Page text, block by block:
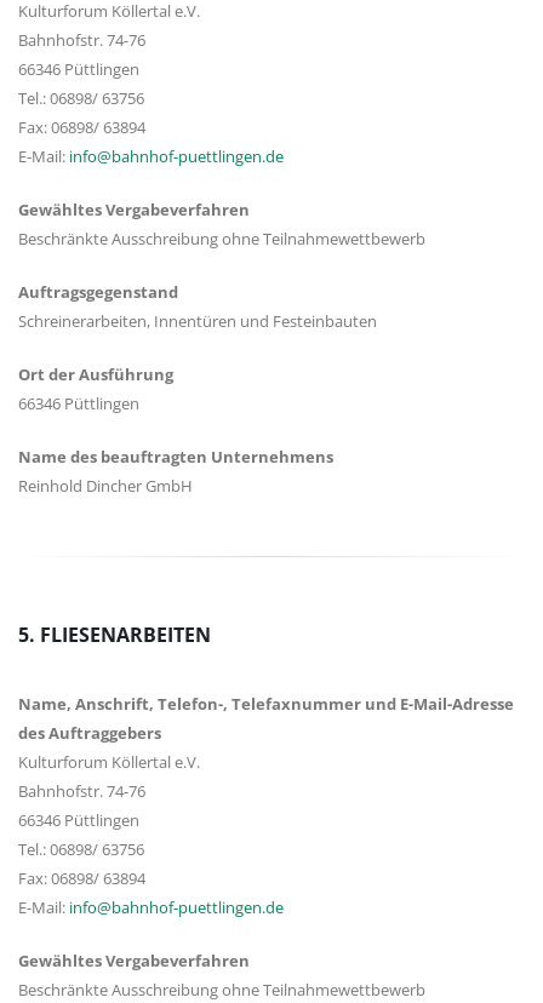
Kulturforum Köllertal e.V.
Bahnhofstr. 74-76
66346 Püttlingen
Tel.: 06898/ 63756
Fax: 06898/ 63894
E-Mail: info@bahnhof-puettlingen.de
Gewähltes Vergabeverfahren
Beschränkte Ausschreibung ohne Teilnahmewettbewerb
Auftragsgegenstand
Schreinerarbeiten, Innentüren und Festeinbauten
Ort der Ausführung
66346 Püttlingen
Name des beauftragten Unternehmens
Reinhold Dincher GmbH
5. FLIESENARBEITEN
Name, Anschrift, Telefon-, Telefaxnummer und E-Mail-Adresse
des Auftraggebers
Kulturforum Köllertal e.V.
Bahnhofstr. 74-76
66346 Püttlingen
Tel.: 06898/ 63756
Fax: 06898/ 63894
E-Mail: info@bahnhof-puettlingen.de
Gewähltes Vergabeverfahren
Beschränkte Ausschreibung ohne Teilnahmewettbewerb